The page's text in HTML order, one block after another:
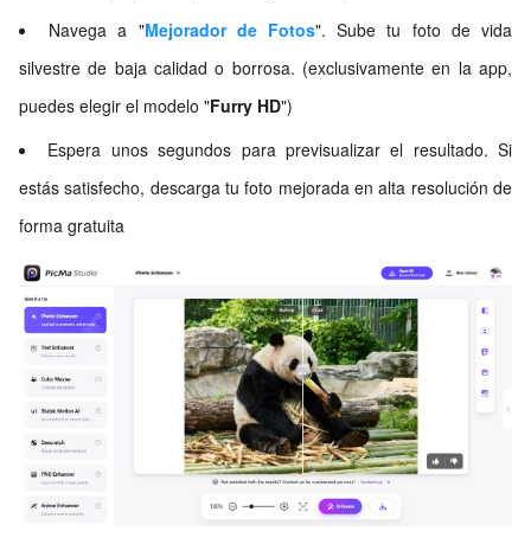
Navega a "Mejorador de Fotos". Sube tu foto de vida
silvestre de baja calidad o borrosa. (exclusivamente en la app,
puedes elegir el modelo "Furry HD")
Espera unos segundos para previsualizar el resultado. Si
estás satisfecho, descarga tu foto mejorada en alta resolución de
forma gratuita